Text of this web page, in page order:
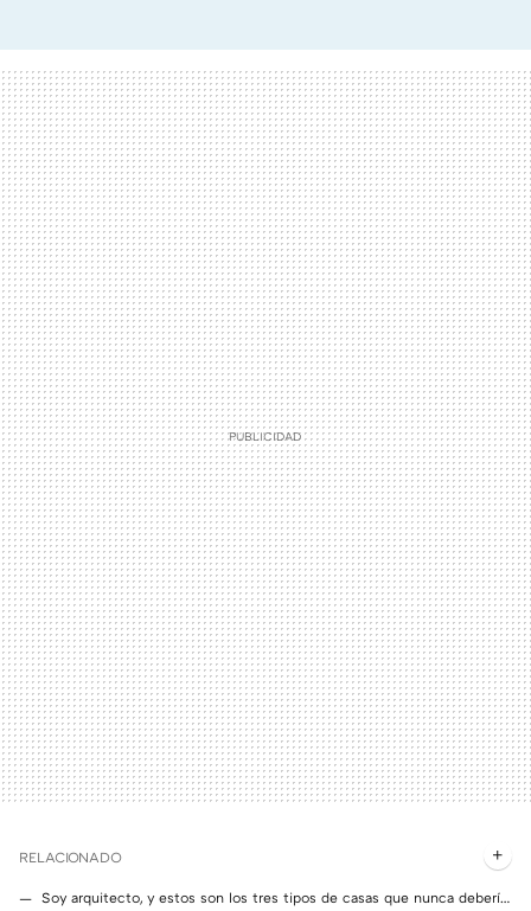
RELACIONADO
Soy arquitecto, y estos son los tres tipos de casas que nunca deberíamos comprar